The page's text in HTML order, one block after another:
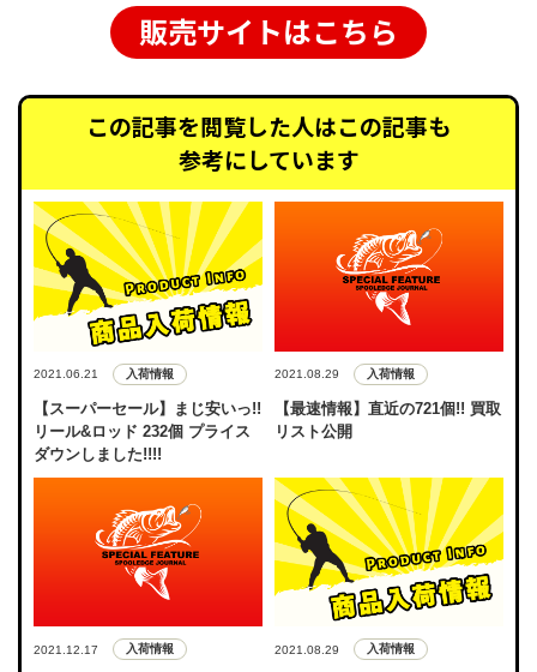
販売サイトはこちら
この記事を閲覧した人はこの記事も
参考にしています
2021.06.21 入荷情報
【スーパーセール】まじ安いっ!!
リール&ロッド 232個 プライス
ダウンしました!!!!
2021.08.29 入荷情報
【最速情報】直近の721個!! 買取
リスト公開
2021.12.17 入荷情報 2021.08.29 入荷情報